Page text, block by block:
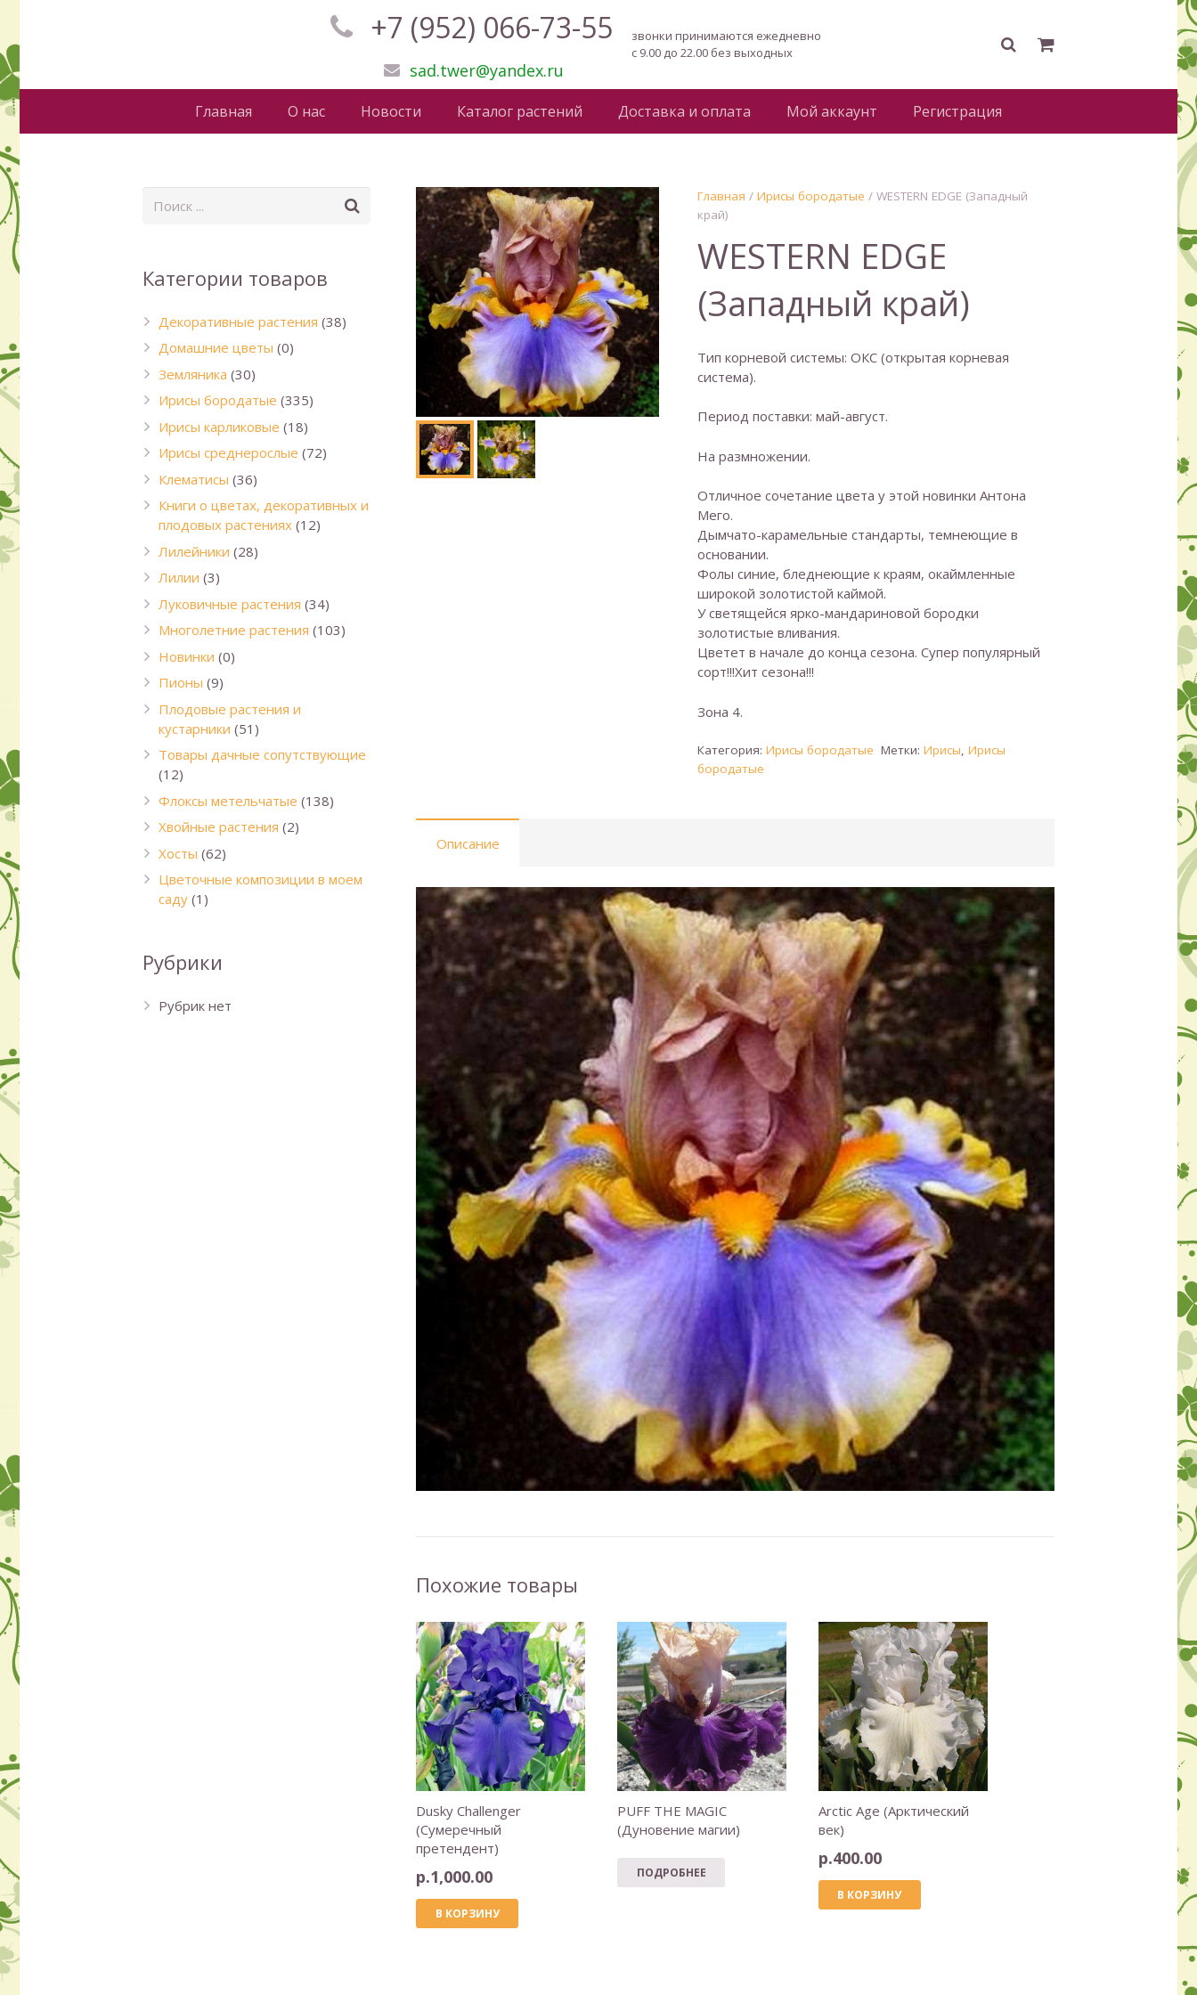
+7 (952) 066-73-55
sad.twer@yandex.ru
звонки принимаются ежедневно
с 9.00 до 22.00 без выходных
Главная О нас Новости Каталог растений Доставка и оплата Мой аккаунт Регистрация
Главная / Ирисы бородатые / WESTERN EDGE (Западный
край)
WESTERN EDGE
(Западный край)
Тип корневой системы: ОКС (открытая корневая
система).
Период поставки: май-август.
На размножении.
Отличное сочетание цвета у этой новинки Антона
Мего.
Дымчато-карамельные стандарты, темнеющие в
основании.
Фолы синие, бледнеющие к краям, окаймленные
широкой золотистой каймой.
У светящейся ярко-мандариновой бородки
золотистые вливания.
Цветет в начале до конца сезона. Супер популярный
сорт!!!Хит сезона!!!
Зона 4.
Категория: Ирисы бородатые Метки:Ирисы,Ирисы
бородатые
Описание
Похожие товары
Dusky Challenger
(Сумеречный
претендент)
р.1,000.00
В КОРЗИНУ
PUFF THE MAGIC
(Дуновение магии)
ПОДРОБНЕЕ
Arctic Age (Арктический
век)
р.400.00
В КОРЗИНУ
Категории товаров
Декоративные растения (38)
Домашние цветы (0)
Земляника (30)
Ирисы бородатые (335)
Ирисы карликовые (18)
Ирисы среднерослые (72)
Клематисы (36)
Книги о цветах, декоративных и
плодовых растениях (12)
Лилейники (28)
Лилии (3)
Луковичные растения (34)
Многолетние растения (103)
Новинки (0)
Пионы (9)
Плодовые растения и
кустарники (51)
Товары дачные сопутствующие
(12)
Флоксы метельчатые (138)
Хвойные растения (2)
Хосты (62)
Цветочные композиции в моем
саду (1)
Рубрики
Рубрик нет